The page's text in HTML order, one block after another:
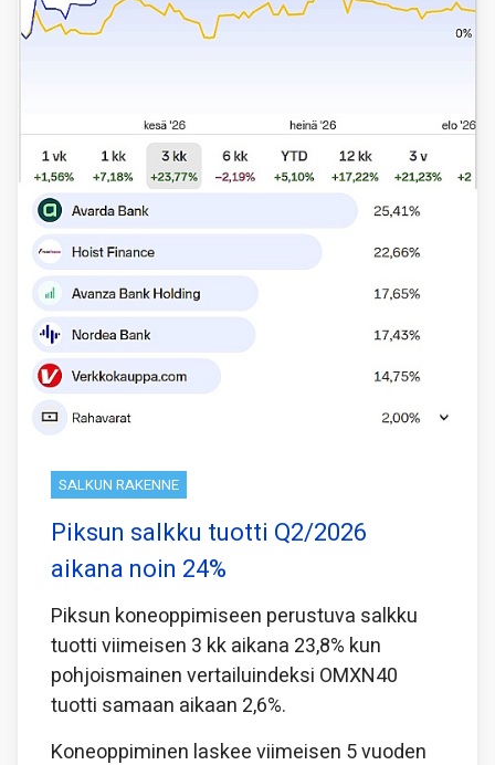
SALKUN RAKENNE
Piksun salkku tuotti Q2/2026
aikana noin 24%
Piksun koneoppimiseen perustuva salkku
tuotti viimeisen 3 kk aikana 23,8% kun
pohjoismainen vertailuindeksi OMXN40
tuotti samaan aikaan 2,6%.
Koneoppiminen laskee viimeisen 5 vuoden